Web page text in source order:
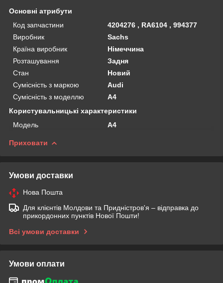
Основні атрибути
Код запчастини
4204276 , RA6104 , 994377
Виробник
Sachs
Країна виробник
Німеччина
Розташування
Задня
Стан
Новий
Сумісність з маркою
Audi
Сумісність з моделлю
A4
Користувальницькі характеристики
Мoдель
A4
Приховати
Умови доставки
Нова Пошта
Для клієнтів Молдови та Придністров'я – відправка до
прикордонних пунктів Нової Пошти!
Всі умови доставки
Умови оплати